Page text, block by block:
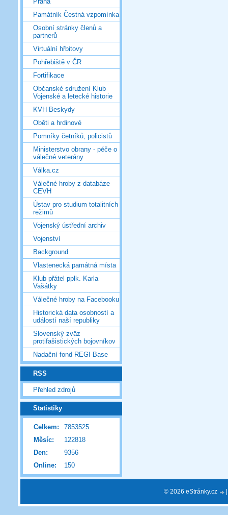
Památník Čestná vzpomínka
Osobní stránky členů a
partnerů
Virtuální hřbitovy
Pohřebiště v ČR
Fortifikace
Občanské sdružení Klub
Vojenské a letecké historie
KVH Beskydy
Oběti a hrdinové
Pomníky četníků, policistů
Ministerstvo obrany - péče o
válečné veterány
Válka.cz
Válečné hroby z databáze
CEVH
Ústav pro studium totalitních
režimů
Vojenský ústřední archiv
Vojenství
Background
Vlastenecká památná místa
Klub přátel pplk. Karla
Vašátky
Válečné hroby na Facebooku
Historická data osobností a
událostí naší republiky
Slovenský zväz
protifašistických bojovníkov
Nadační fond REGI Base
RSS
Přehled zdrojů
Statistiky
Online: 150
Celkem:
7853525
Měsíc:
122818
Den:
9356
© 2026 eStránky.cz